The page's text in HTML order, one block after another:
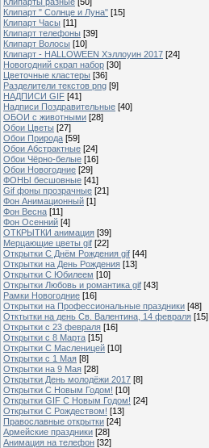
Клипарт " Солнце и Луна" [15]
Клипарт Часы [11]
Клипарт телефоны [39]
Клипарт Волосы [10]
Клипарт - HALLOWEEN Хэллоуин 2017 [24]
Новогодний скрап набор [30]
Цветочные кластеры [36]
Разделители текстов png [9]
НАДПИСИ GIF [41]
Надписи Поздравительные [40]
ОБОИ с животными [28]
Обои Цветы [27]
Обои Природа [59]
Обои Абстрактные [24]
Обои Чёрно-белые [16]
Обои Новогодние [29]
ФОНЫ бесшовные [41]
Gif фоны прозрачные [21]
Фон Анимационный [1]
Фон Весна [11]
Фон Осенний [4]
ОТКРЫТКИ анимация [39]
Мерцающие цветы gif [22]
Открытки С Днём Рождения gif [44]
Открытки на День Рождения [13]
Открытки С Юбилеем [10]
Открытки Любовь и романтика gif [43]
Рамки Новогодние [16]
Открытки на Профессиональные праздники [48]
Отктытки на день Св. Валентина, 14 февраля [15]
Открытки с 23 февраля [16]
Открытки с 8 Марта [15]
Открытки С Масленицей [10]
Открытки с 1 Мая [8]
Открытки на 9 Мая [28]
Открытки День молодёжи 2017 [8]
Открытки С Новым Годом! [10]
Открытки GIF С Новым Годом! [24]
Открытки С Рождеством! [13]
Православные открытки [24]
Армейские праздники [28]
Анимация на телефон [32]